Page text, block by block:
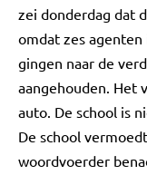
zei donderdag dat
omdat zes
gingen naar de
aangehouden. Het
auto. De school is
De school
woordvoerder